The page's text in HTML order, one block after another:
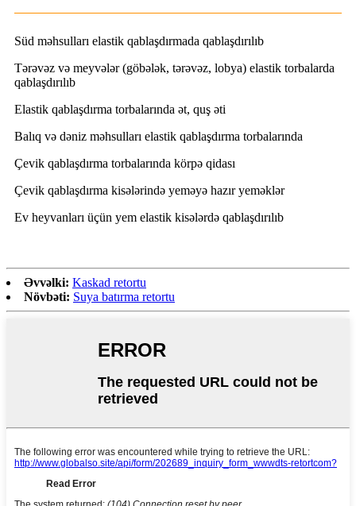
Süd məhsulları elastik qablaşdırmada qablaşdırılıb
Tərəvəz və meyvələr (göbələk, tərəvəz, lobya) elastik torbalarda
qablaşdırılıb
Elastik qablaşdırma torbalarında ət, quş əti
Balıq və dəniz məhsulları elastik qablaşdırma torbalarında
Çevik qablaşdırma torbalarında körpə qidası
Çevik qablaşdırma kisələrində yeməyə hazır yeməklər
Ev heyvanları üçün yem elastik kisələrdə qablaşdırılıb
Əvvəlki: Kaskad retortu
Növbəti: Suya batırma retortu